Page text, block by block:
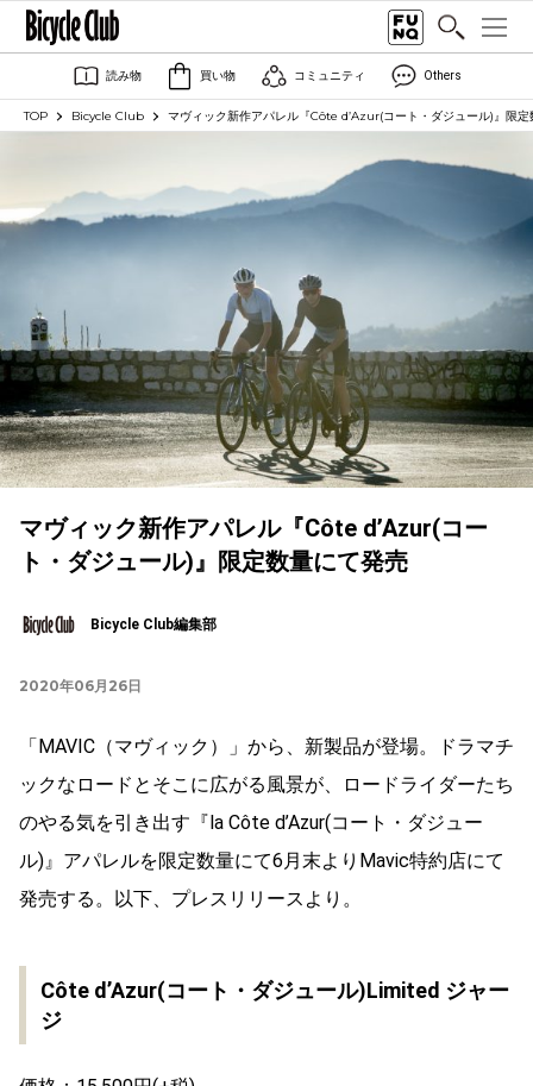
読み物 買い物 コミュニティ Others
TOP Bicycle Club マヴィック新作アパレル『Côte d’Azur(コート・ダジュール)』限定
マヴィック新作アパレル『Côte d’Azur(コー
ト・ダジュール)』限定数量にて発売
Bicycle Club編集部
2020年06月26日
「MAVIC（マヴィック）」から、新製品が登場。ドラマチ
ックなロードとそこに広がる風景が、ロードライダーたち
のやる気を引き出す『la Côte d’Azur(コート・ダジュー
ル)』アパレルを限定数量にて6月末よりMavic特約店にて
発売する。以下、プレスリリースより。
Côte d’Azur(コート・ダジュール)Limited ジャー
ジ